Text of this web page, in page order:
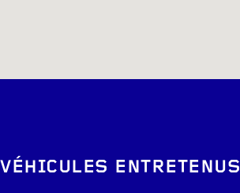
VÉHICULES ENTRETENUS